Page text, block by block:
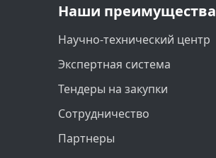
Наши преимущества
Научно-технический центр
Экспертная система
Тендеры на закупки
Сотрудничество
Партнеры